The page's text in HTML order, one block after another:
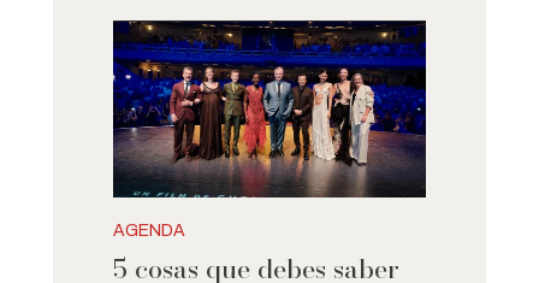
AGENDA
5 cosas que debes saber